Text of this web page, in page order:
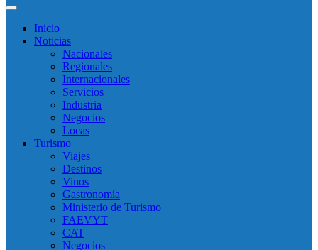
Inicio
Noticias
Nacionales
Regionales
Internacionales
Servicios
Industria
Negocios
Locas
Turismo
Viajes
Destinos
Vinos
Gastronomía
Ministerio de Turismo
FAEVYT
CAT
Negocios